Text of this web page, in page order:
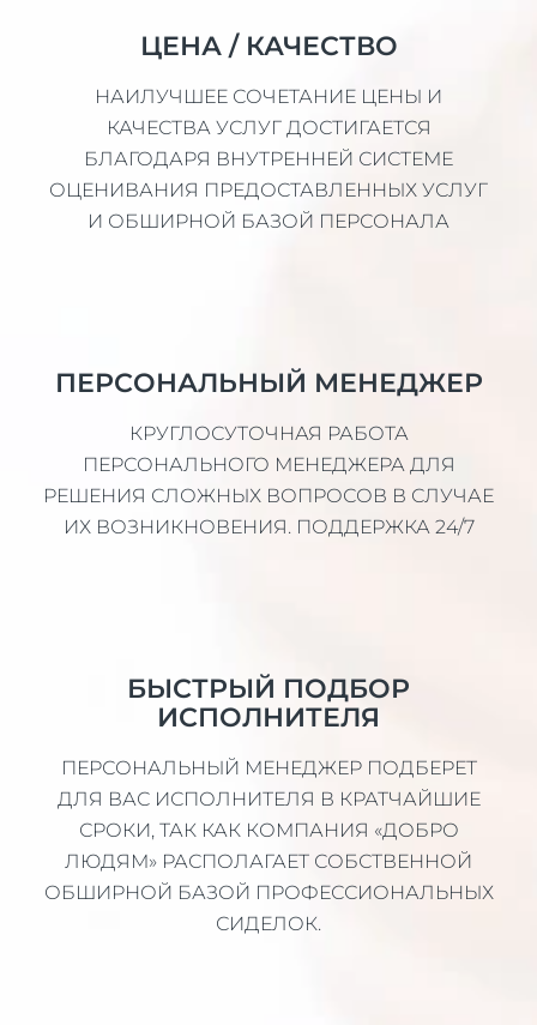
ЦЕНА / КАЧЕСТВО
НАИЛУЧШЕЕ СОЧЕТАНИЕ ЦЕНЫ И
КАЧЕСТВА УСЛУГ ДОСТИГАЕТСЯ
БЛАГОДАРЯ ВНУТРЕННЕЙ СИСТЕМЕ
ОЦЕНИВАНИЯ ПРЕДОСТАВЛЕННЫХ УСЛУГ
И ОБШИРНОЙ БАЗОЙ ПЕРСОНАЛА
ПЕРСОНАЛЬНЫЙ МЕНЕДЖЕР
КРУГЛОСУТОЧНАЯ РАБОТА
ПЕРСОНАЛЬНОГО МЕНЕДЖЕРА ДЛЯ
РЕШЕНИЯ СЛОЖНЫХ ВОПРОСОВ В СЛУЧАЕ
ИХ ВОЗНИКНОВЕНИЯ. ПОДДЕРЖКА 24/7
БЫСТРЫЙ ПОДБОР
ИСПОЛНИТЕЛЯ
ПЕРСОНАЛЬНЫЙ МЕНЕДЖЕР ПОДБЕРЕТ
ДЛЯ ВАС ИСПОЛНИТЕЛЯ В КРАТЧАЙШИЕ
СРОКИ, ТАК КАК КОМПАНИЯ «ДОБРО
ЛЮДЯМ» РАСПОЛАГАЕТ СОБСТВЕННОЙ
ОБШИРНОЙ БАЗОЙ ПРОФЕССИОНАЛЬНЫХ
СИДЕЛОК.